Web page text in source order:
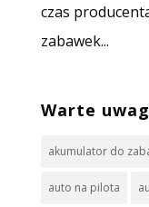
czas
zabawek...
Warte
akumulator do
auto na pilota